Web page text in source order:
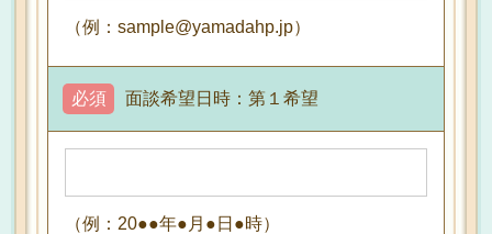
（例：sample@yamadahp.jp）
面談希望日時：第１希望
必須
（例：20●●年●月●日●時）